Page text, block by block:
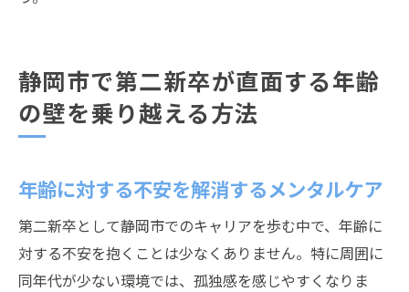
静岡市で第二新卒が直面する年齢
の壁を乗り越える方法
年齢に対する不安を解消するメンタルケア
第二新卒として静岡市でのキャリアを歩む中で、年齢に
対する不安を抱くことは少なくありません。特に周囲に
同年代が少ない環境では、孤独感を感じやすくなりま